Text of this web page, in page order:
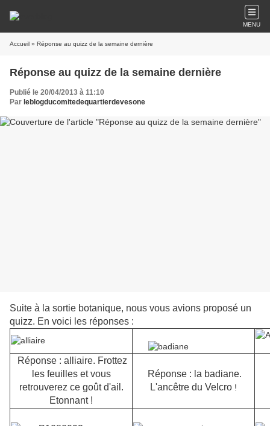
MENU
Accueil » Réponse au quizz de la semaine dernière
Réponse au quizz de la semaine dernière
Publié le 20/04/2013 à 11:10
Par leblogducomitedequartierdevesone
Suite à la sortie botanique, nous vous avions proposé un
quizz. En voici les réponses :
Réponse : alliaire. Frottez
les feuilles et vous
retrouverez ce goût d'ail.
Etonnant !
Réponse : la badiane.
L'ancêtre du Velcro !